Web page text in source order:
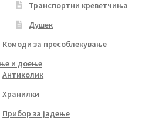
Транспортни креветчиња
Душек
Комоди за пресоблекување
и доење
Антиколик
Хранилки
Прибор за јадење